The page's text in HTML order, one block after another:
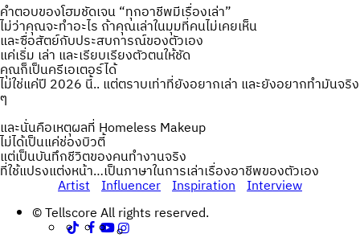
คำตอบของโฮมชัดเจน “ทุกอาชีพมีเรื่องเล่า”
ไม่ว่าคุณจะทำอะไร ถ้าคุณเล่าในมุมที่คนไม่เคยเห็น
และซื่อสัตย์กับประสบการณ์ของตัวเอง
แค่เริ่ม เล่า และเรียบเรียงตัวตนให้ชัด
คุณก็เป็นครีเอเตอร์ได้
ไม่ใช่แค่ปี 2026 นี้.. แต่ตราบเท่าที่ยังอยากเล่า และยังอยากทำมันจริง
ๆ
และนั่นคือเหตุผลที่ Homeless Makeup
ไม่ได้เป็นแค่ช่องบิวตี้
แต่เป็นบันทึกชีวิตของคนทำงานจริง
ที่ใช้แปรงแต่งหน้า…เป็นภาษาในการเล่าเรื่องอาชีพของตัวเอง
Artist Influencer Inspiration Interview
Post
navigation
© Tellscore All rights reserved.